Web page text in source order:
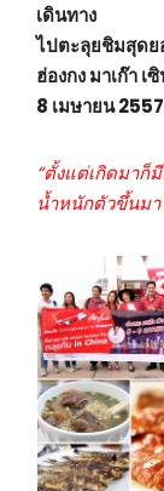
เดินทาง
ไปตะลุยชิมสุดย
ฮ่องกง มาเก๊า
8 เมษายน 2557
“ตั้งแต่เกิดมา
น้ำหนักตัวขึ้นมา